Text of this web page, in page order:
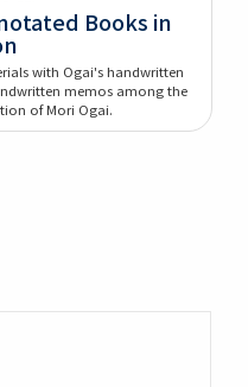
Books in
with Ogai's handwritten
memos among the
of Mori Ogai.